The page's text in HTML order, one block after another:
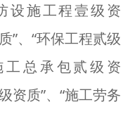
设施工程壹级资
”、“环保工程贰级
工总承包贰级资
资质”、“施工劳务